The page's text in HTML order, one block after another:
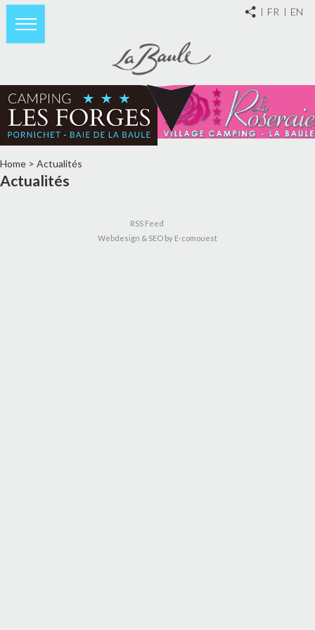
FR EN
Home > Actualités
Actualités
RSS Feed
Webdesign & SEO by E-comouest